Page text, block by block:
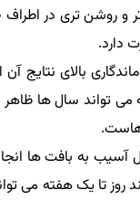
و روشن تری در
دارد.
بالای نتایج
می تواند سال ها
هاست.
آسیب به بافت ها
تا یک هفته می